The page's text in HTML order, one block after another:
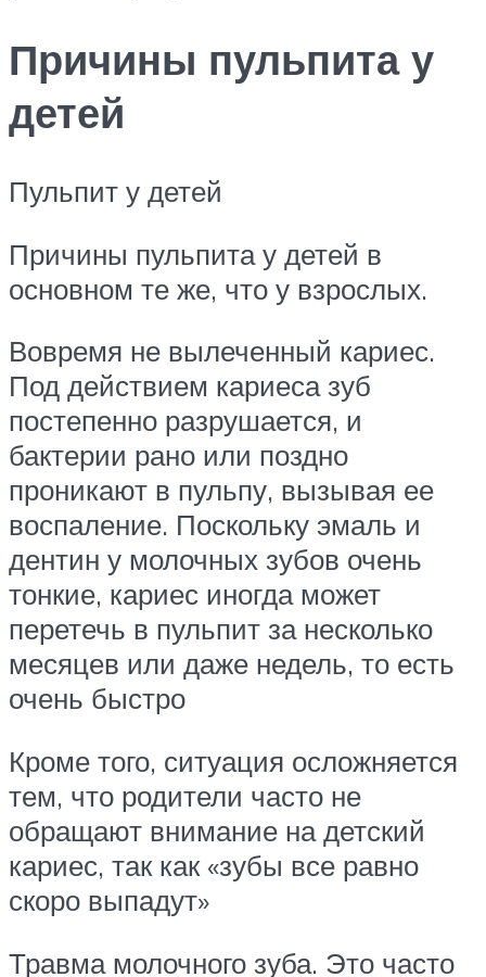
Причины пульпита у
детей
Пульпит у детей
Причины пульпита у детей в
основном те же, что у взрослых.
Вовремя не вылеченный кариес.
Под действием кариеса зуб
постепенно разрушается, и
бактерии рано или поздно
проникают в пульпу, вызывая ее
воспаление. Поскольку эмаль и
дентин у молочных зубов очень
тонкие, кариес иногда может
перетечь в пульпит за несколько
месяцев или даже недель, то есть
очень быстро
Кроме того, ситуация осложняется
тем, что родители часто не
обращают внимание на детский
кариес, так как «зубы все равно
скоро выпадут»
Травма молочного зуба. Это часто